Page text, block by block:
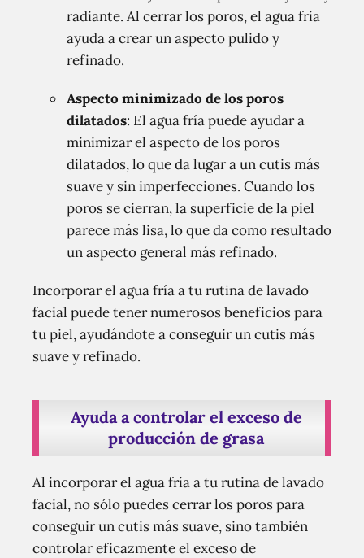
radiante. Al cerrar los poros, el agua fría
ayuda a crear un aspecto pulido y
refinado.
Aspecto minimizado de los poros
dilatados: El agua fría puede ayudar a
minimizar el aspecto de los poros
dilatados, lo que da lugar a un cutis más
suave y sin imperfecciones. Cuando los
poros se cierran, la superficie de la piel
parece más lisa, lo que da como resultado
un aspecto general más refinado.
Incorporar el agua fría a tu rutina de lavado
facial puede tener numerosos beneficios para
tu piel, ayudándote a conseguir un cutis más
suave y refinado.
Ayuda a controlar el exceso de
producción de grasa
Al incorporar el agua fría a tu rutina de lavado
facial, no sólo puedes cerrar los poros para
conseguir un cutis más suave, sino también
controlar eficazmente el exceso de